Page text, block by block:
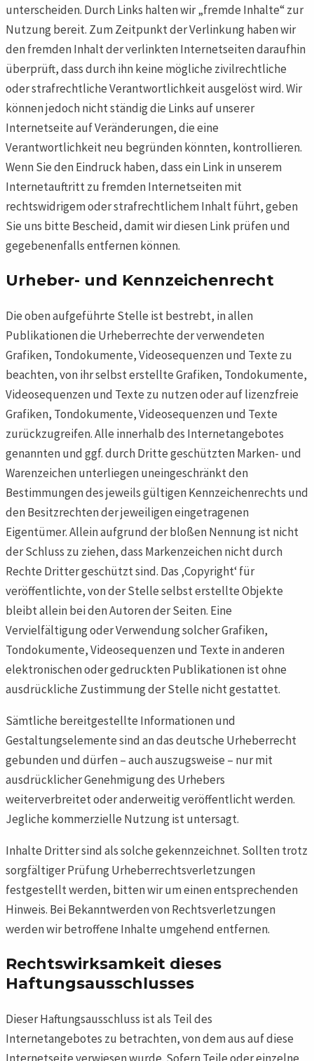
unterscheiden. Durch Links halten wir „fremde Inhalte“ zur
Nutzung bereit. Zum Zeitpunkt der Verlinkung haben wir
den fremden Inhalt der verlinkten Internetseiten daraufhin
überprüft, dass durch ihn keine mögliche zivilrechtliche
oder strafrechtliche Verantwortlichkeit ausgelöst wird. Wir
können jedoch nicht ständig die Links auf unserer
Internetseite auf Veränderungen, die eine
Verantwortlichkeit neu begründen könnten, kontrollieren.
Wenn Sie den Eindruck haben, dass ein Link in unserem
Internetauftritt zu fremden Internetseiten mit
rechtswidrigem oder strafrechtlichem Inhalt führt, geben
Sie uns bitte Bescheid, damit wir diesen Link prüfen und
gegebenenfalls entfernen können.
Urheber- und Kennzeichenrecht
Die oben aufgeführte Stelle ist bestrebt, in allen
Publikationen die Urheberrechte der verwendeten
Grafiken, Tondokumente, Videosequenzen und Texte zu
beachten, von ihr selbst erstellte Grafiken, Tondokumente,
Videosequenzen und Texte zu nutzen oder auf lizenzfreie
Grafiken, Tondokumente, Videosequenzen und Texte
zurückzugreifen. Alle innerhalb des Internetangebotes
genannten und ggf. durch Dritte geschützten Marken- und
Warenzeichen unterliegen uneingeschränkt den
Bestimmungen des jeweils gültigen Kennzeichenrechts und
den Besitzrechten der jeweiligen eingetragenen
Eigentümer. Allein aufgrund der bloßen Nennung ist nicht
der Schluss zu ziehen, dass Markenzeichen nicht durch
Rechte Dritter geschützt sind. Das ‚Copyright‘ für
veröffentlichte, von der Stelle selbst erstellte Objekte
bleibt allein bei den Autoren der Seiten. Eine
Vervielfältigung oder Verwendung solcher Grafiken,
Tondokumente, Videosequenzen und Texte in anderen
elektronischen oder gedruckten Publikationen ist ohne
ausdrückliche Zustimmung der Stelle nicht gestattet.
Sämtliche bereitgestellte Informationen und
Gestaltungselemente sind an das deutsche Urheberrecht
gebunden und dürfen – auch auszugsweise – nur mit
ausdrücklicher Genehmigung des Urhebers
weiterverbreitet oder anderweitig veröffentlicht werden.
Jegliche kommerzielle Nutzung ist untersagt.
Inhalte Dritter sind als solche gekennzeichnet. Sollten trotz
sorgfältiger Prüfung Urheberrechtsverletzungen
festgestellt werden, bitten wir um einen entsprechenden
Hinweis. Bei Bekanntwerden von Rechtsverletzungen
werden wir betroffene Inhalte umgehend entfernen.
Rechtswirksamkeit dieses
Haftungsausschlusses
Dieser Haftungsausschluss ist als Teil des
Internetangebotes zu betrachten, von dem aus auf diese